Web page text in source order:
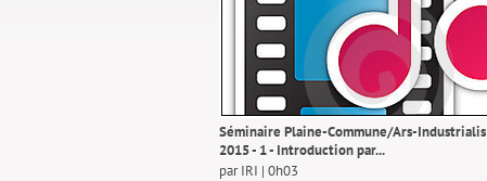
Séminaire Plaine-Commune/Ars-Industrialis
2015 - 1 - Introduction par...
par IRI | 0h03